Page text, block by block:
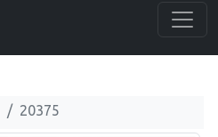
20375